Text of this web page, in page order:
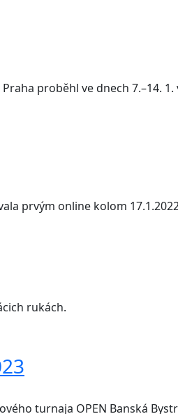
proběhl ve dnech 7.–14.
prvým online kolom
rukách.
turnaja OPEN Banská